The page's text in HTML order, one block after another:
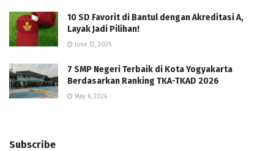
10 SD Favorit di Bantul dengan Akreditasi A,
Layak Jadi Pilihan!
June 12, 2025
7 SMP Negeri Terbaik di Kota Yogyakarta
Berdasarkan Ranking TKA-TKAD 2026
May 6, 2026
Subscribe